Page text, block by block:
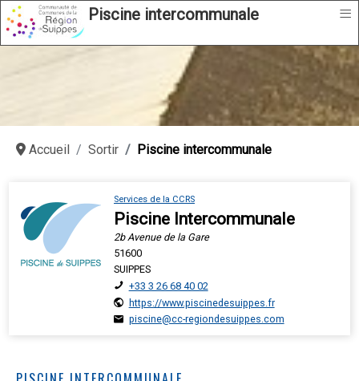
Piscine intercommunale ≡
Accueil Sortir Piscine intercommunale
Services de la CCRS
Piscine Intercommunale
2b Avenue de la Gare
51600
SUIPPES
+33 3 26 68 40 02
https://www.piscinedesuippes.fr
piscine@cc-regiondesuippes.com